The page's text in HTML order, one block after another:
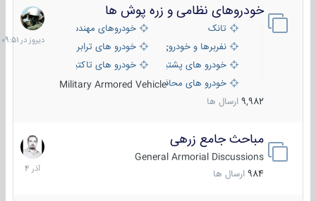
خودروهای نظامی و زره پوش ها
تانک
خودروهای مهندسی
نفربرها و خودروی های رزمی پیاده نظام
خودرو های ترابری نظامی
خودرو های پشتیبانی آتش ، شناسایی و ضد تانک
خودرو های تاکتیکی نظامی
خودرو های محافظت شدهMilitary Armored Vehicle
9,982 ارسال ها
دیروز
در
09:51
مباحث جامع زرهی
General Armorial Discussions
984 ارسال ها
7
آذر
1404